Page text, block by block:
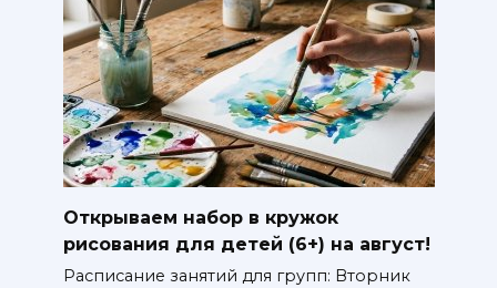
Открываем набор в кружок
рисования для детей (6+) на август!
Расписание занятий для групп: Вторник